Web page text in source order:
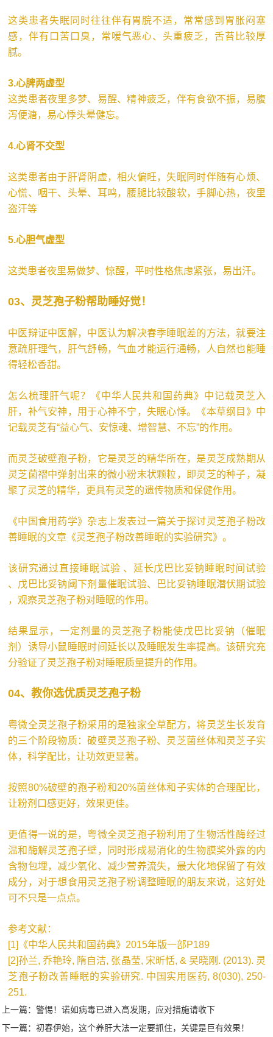
这类患者失眠同时往往伴有胃脘不适，常常感到胃胀闷塞
感，伴有口苦口臭，常嗳气恶心、头重疲乏，舌苔比较厚
腻。
3.心脾两虚型
这类患者夜里多梦、易醒、精神疲乏，伴有食欲不振，易腹
泻便溏，易心悸头晕健忘。
4.心肾不交型
这类患者由于肝肾阴虚，相火偏旺，失眠同时伴随有心烦、
心慌、咽干、头晕、耳鸣，腰腿比较酸软，手脚心热，夜里
盗汗等
5.心胆气虚型
这类患者夜里易做梦、惊醒，平时性格焦虑紧张，易出汗。
03、灵芝孢子粉帮助睡好觉！
中医辩证中医解，中医认为解决春季睡眠差的方法，就要注
意疏肝理气，肝气舒畅，气血才能运行通畅，人自然也能睡
得轻松香甜。
怎么梳理肝气呢？《中华人民共和国药典》中记载灵芝入
肝，补气安神，用于心神不宁，失眠心悸。《本草纲目》中
记载灵芝有“益心气、安惊魂、增智慧、不忘”的作用。
而灵芝破壁孢子粉，它是灵芝的精华所在，是灵芝成熟期从
灵芝菌褶中弹射出来的微小粉末状颗粒，即灵芝的种子，凝
聚了灵芝的精华，更具有灵芝的遗传物质和保健作用。
《中国食用药学》杂志上发表过一篇关于探讨灵芝孢子粉改
善睡眠的文章《灵芝孢子粉改善睡眠的实验研究》。
该研究通过直接睡眠试验 、延长戊巴比妥钠睡眠时间试验
、戊巴比妥钠阈下剂量催眠试验、巴比妥钠睡眠潜伏期试验
，观察灵芝孢子粉对睡眠的作用。
结果显示，一定剂量的灵芝孢子粉能使戊巴比妥钠（催眠
剂）诱导小鼠睡眠时间延长以及睡眠发生率提高。该研究充
分验证了灵芝孢子粉对睡眠质量提升的作用。
04、教你选优质灵芝孢子粉
粤微全灵芝孢子粉采用的是独家全草配方，将灵芝生长发育
的三个阶段物质：破壁灵芝孢子粉、灵芝菌丝体和灵芝子实
体，科学配比，让功效更显著。
按照80%破壁的孢子粉和20%菌丝体和子实体的合理配比，
让粉剂口感更好，效果更佳。
更值得一说的是，粤微全灵芝孢子粉利用了生物活性酶经过
温和酶解灵芝孢子壁，同时形成易消化的生物膜奖外露的内
含物包埋，减少氧化、减少营养流失，最大化地保留了有效
成分，对于想食用灵芝孢子粉调整睡眠的朋友来说，这好处
可不只是一点点。
参考文献：
[1]《中华人民共和国药典》2015年版一部P189
[2]孙兰, 乔艳玲, 隋自洁, 张晶莹, 宋昕恬, & 吴晓刚. (2013). 灵
芝孢子粉改善睡眠的实验研究. 中国实用医药, 8(030), 250-
251.
上一篇： 警惕！诺如病毒已进入高发期，应对措施请收下
下一篇： 初春伊始，这个养肝大法一定要抓住，关键是巨有效果！